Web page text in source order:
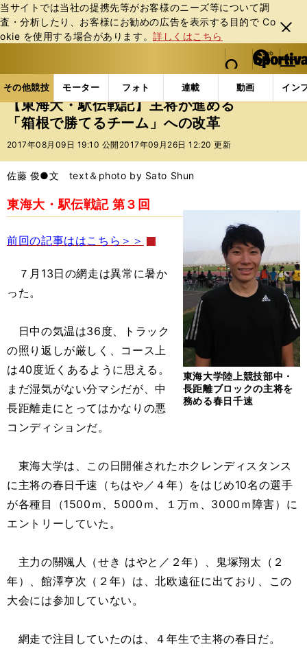
当サイトでは当社の提携先等がお客様のニーズ等について調
査・分析したり、お客様にお勧めの広告を表⽰する⽬的で Co
okie を使⽤する場合があります。詳しくはこちら
閉じ
る
web Sportiva (webスポルティーバ)
検索
マイペ
ー
ジ
メニュ
その他競技 モーター フォト 連載 動画 イン
ス
ポ
ル
バ
その他競技の記事一覧 陸上 【東海大・駅伝戦記】
【東海大・駅伝戦記】主将が進める
「箱根で勝てるチーム」への改革
2017年08月09日 19:10 公開 2017年09月26日 12:20 更新
佐藤 俊●文 text＆photo by Sato Shun
東海大学陸上競技部中・
長距離ブロックの主将を
務める春日千速
東海大・駅伝戦記 第３回
前回の記事ははこちら＞＞
７月13日の網走は異常に暑か
った。
日中の気温は36度、トラック
の照り返しが厳しく、コース上
は40度近くあるように思える。
まだ湿気がない分マシだが、中
長距離走にとってはかなりの悪
コンディションだ。
東海大学は、この日開催されたホクレンディスタンス
に主将の春日千速（ちはや／４年）をはじめ10名の選手
が各種目（1500ｍ、5000ｍ、１万ｍ、3000ｍ障害）に
エントリーしていた。
主力の關颯人（せき はやと／２年）、鬼塚翔太（２
年）、館澤亨次（２年）は、北欧遠征に出ており、この
大会には参加していない。
網走で注目していたのは、４年生で主将の春日だ。